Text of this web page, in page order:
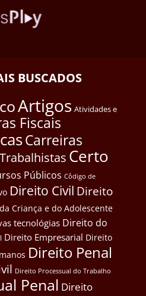
BUSCADOS
Artigos Atividades e
Fiscais
Carreiras
Certo
Públicos Côdigo de
Direito Civil Direito
Criança e do Adolescente
tecnológias Direito do
Direito Empresarial Direito
Direito Penal
Direito Processual do Trabalho
Penal Direito